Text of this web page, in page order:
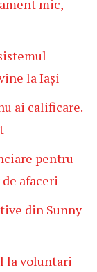
mic,
la Iași
ai calificare.
pentru
afaceri
din Sunny
la voluntari